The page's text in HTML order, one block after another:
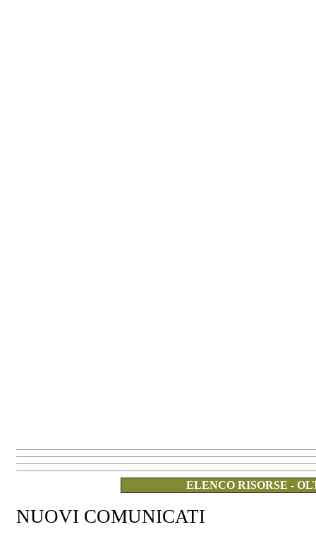
ELENCO RISORSE -
NUOVI COMUNICATI